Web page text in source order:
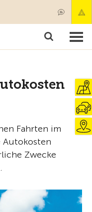
Fahrten im
Zwecke